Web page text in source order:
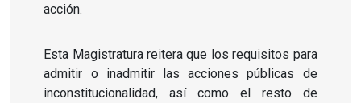
acción.
Esta Magistratura reitera que los requisitos para
admitir o inadmitir las acciones públicas de
inconstitucionalidad, así como el resto de